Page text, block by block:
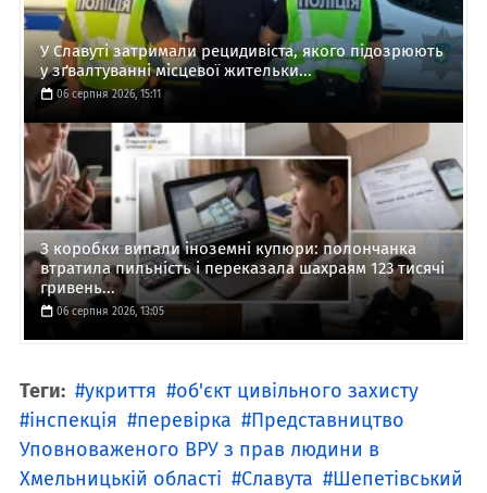
У Славуті затримали рецидивіста, якого підозрюють
у зґвалтуванні місцевої жительки...
06 серпня 2026, 15:11
З коробки випали іноземні купюри: полончанка
втратила пильність і переказала шахраям 123 тисячі
гривень...
06 серпня 2026, 13:05
Теги: укриття
об'єкт цивільного захисту
інспекція
перевірка
Представництво
Уповноваженого ВРУ з прав людини в
Хмельницькій області
Славута
Шепетівський